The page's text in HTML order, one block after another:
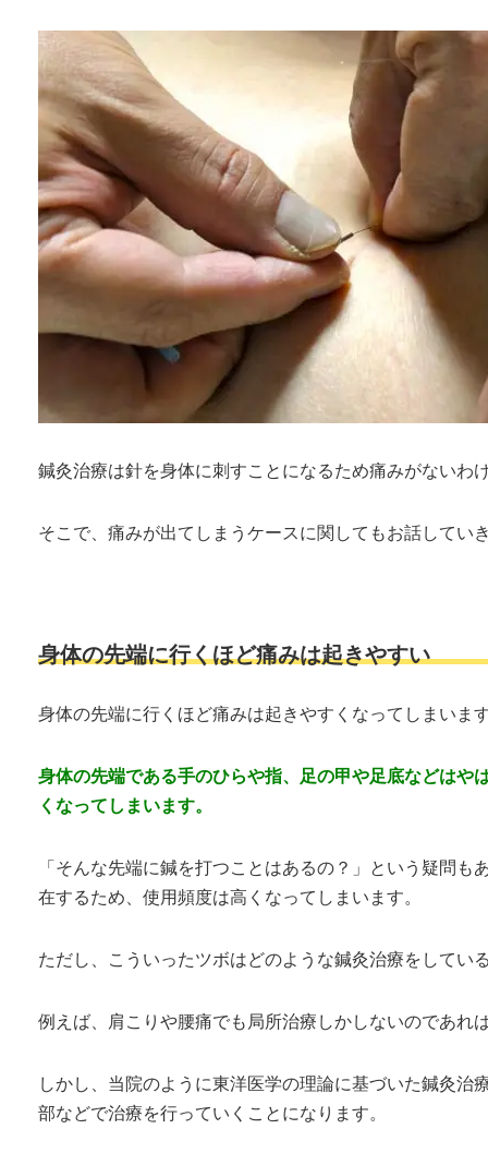
鍼灸治療は針を身体に刺すことになるため痛みがないわ
そこで、痛みが出てしまうケースに関してもお話してい
身体の先端に行くほど痛みは起きやすい
身体の先端に行くほど痛みは起きやすくなってしまいま
身体の先端である手のひらや指、足の甲や足底などはや
くなってしまいます。
「そんな先端に鍼を打つことはあるの？」という疑問
在するため、使用頻度は高くなってしまいます。
ただし、こういったツボはどのような鍼灸治療をしてい
例えば、肩こりや腰痛でも局所治療しかしないのであれ
しかし、当院のように東洋医学の理論に基づいた鍼灸
部などで治療を行っていくことになります。